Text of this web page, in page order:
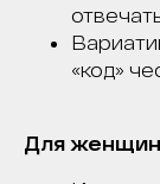
«код»
Для женщин